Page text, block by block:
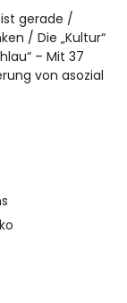
gerade
Die „Kultur“
– Mit 37
von asozial